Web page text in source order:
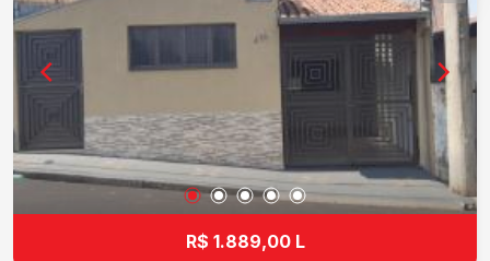
R$ 1.889,00 L